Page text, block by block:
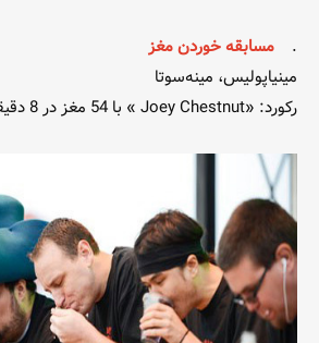
. مسابقه خوردن مغز
مینیاپولیس، مینه‌سوتا
رکورد: «Joey Chestnut » با 54 مغز در 8 دقیقه